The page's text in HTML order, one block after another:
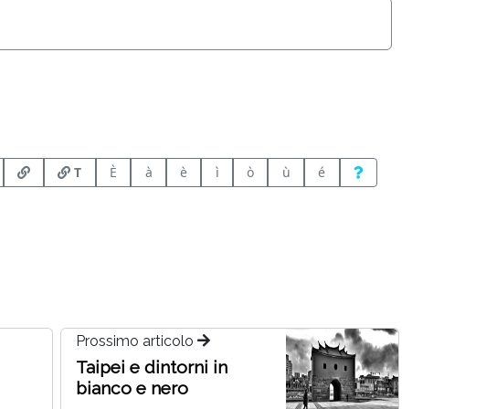
T È à è ì ò ù é
Prossimo articolo
Taipei e dintorni in
bianco e nero